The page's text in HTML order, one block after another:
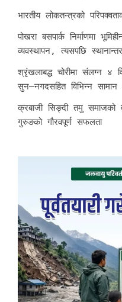
भारतीय लोकतन्त्रको
पोखरा बसपार्क निर्माणमा
व्यवस्थापन, त्यसपछि
श्रृंखलाबद्ध चोरीमा संलग्न ४
सुन–नगदसहित विभिन्न सामान
क्रबाजी सिङ्दी तमु समाजको
गुरुङको गौरवपूर्ण सफलता